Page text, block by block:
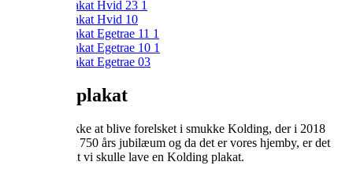
Kolding plakat
Det er svært ikke at blive forelsket i smukke Kolding, der i 2018
kunne fejre sit 750 års jubilæum og da det er vores hjemby, er det
helt naturligt at vi skulle lave en Kolding plakat.